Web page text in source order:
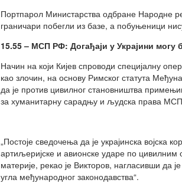
Портпарол Министарства одбране Народне
граничари побегли из базе, а побуњеници
15.55 – МСП РФ: Догађаји у Украјини
Начин на који Кијев спроводи специјалну
као злочин, на основу Римског статута
да је против цивилног становништва
за хуманитарну сарадњу и људска права
„Постоје сведочења да је украјинска војска
артиљеријске и авионске ударе по цивилним
материје, рекао је Викторов, нагласивши да
угла међународног законодавства“.